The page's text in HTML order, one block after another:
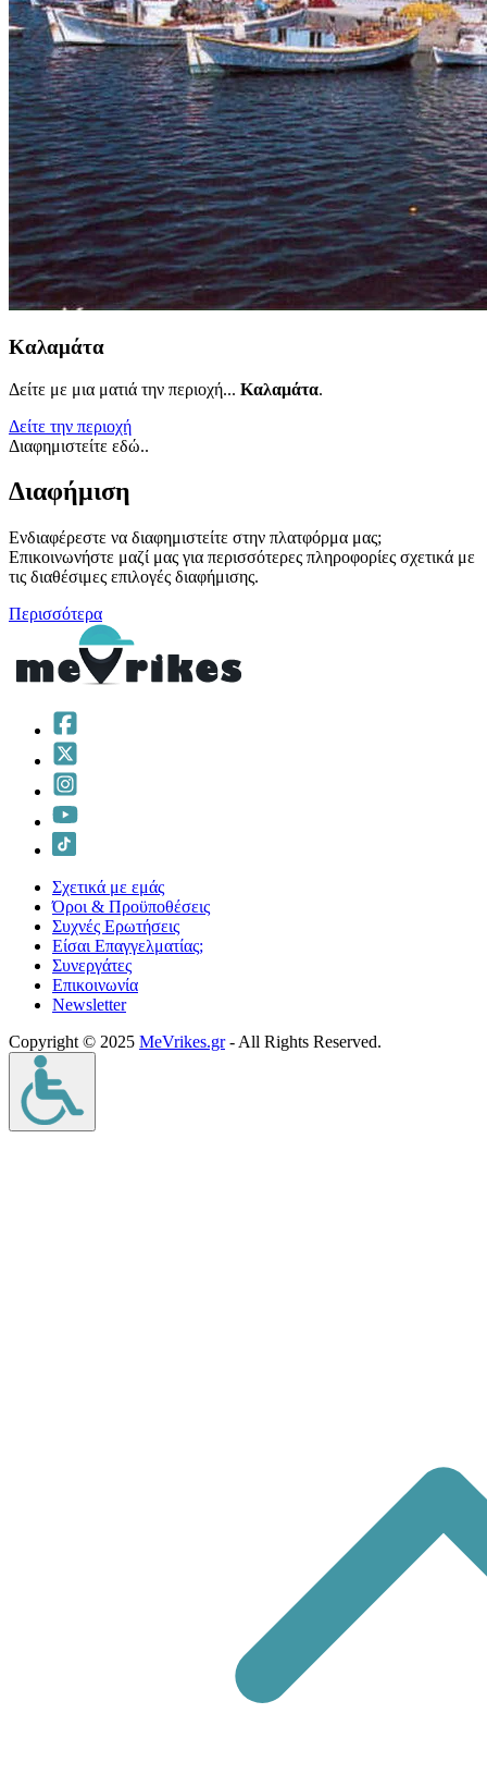
Καλαμάτα
Δείτε με μια ματιά την περιοχή... Καλαμάτα.
Δείτε την περιοχή
Διαφημιστείτε εδώ..
Διαφήμιση
Ενδιαφέρεστε να διαφημιστείτε στην πλατφόρμα μας;
Επικοινωνήστε μαζί μας για περισσότερες πληροφορίες σχετικά με
τις διαθέσιμες επιλογές διαφήμισης.
Περισσότερα
Σχετικά με εμάς
Όροι & Προϋποθέσεις
Συχνές Ερωτήσεις
Είσαι Επαγγελματίας;
Συνεργάτες
Επικοινωνία
Νewsletter
Copyright © 2025 MeVrikes.gr- All Rights Reserved.